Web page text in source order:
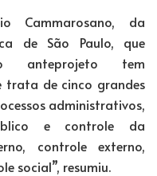
Cammarosano, da
de São Paulo, que
anteprojeto tem
de cinco grandes
administrativos,
e controle da
controle externo,
social”, resumiu.